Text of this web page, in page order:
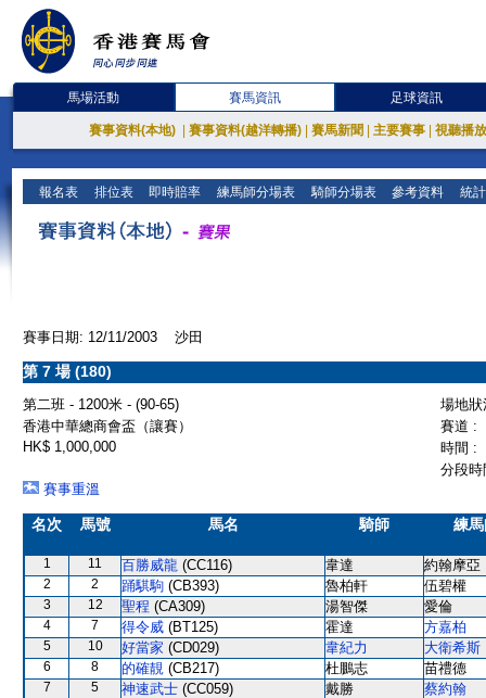
馬場活動 賽馬資訊 足球資訊
賽事資料(本地) 賽事資料(越洋轉播) 賽馬新聞 主要賽事 視聽播
報名表 排位表 即時賠率 練馬師分場表 騎師分場表 參考資料 統
賽事日期: 12/11/2003 沙田
第 7 場 (180)
第二班 - 1200米 - (90-65)
場地
香港中華總商會盃（讓賽）
賽道 :
HK$ 1,000,000
時間 :
分段
賽事重溫
名次 馬號 馬名 騎師 練
1 11 百勝威龍 (CC116) 韋達 約翰摩亞
2 2 踊騏駒 (CB393) 魯柏軒 伍碧權
3 12 聖程 (CA309) 湯智傑 愛倫
4 7 得令威 (BT125) 霍達 方嘉柏
5 10 好當家 (CD029) 韋紀力 大衛希斯
6 8 的確靚 (CB217) 杜鵬志 苗禮德
7 5 神速武士 (CC059) 戴勝 蔡約翰